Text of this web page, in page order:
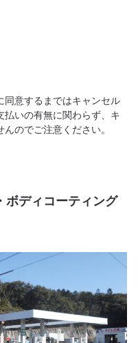
意するまではキャンセル
いの有無に関わらず、キ
のでご注意ください。
ボディコーティング